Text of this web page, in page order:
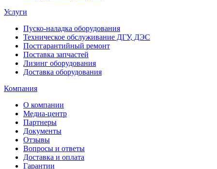
Услуги
Пуско-наладка оборудования
Техническое обслуживание ДГУ, ДЭС
Постгарантийный ремонт
Поставка запчастей
Лизинг оборудования
Доставка оборудования
Компания
О компании
Медиа-центр
Партнеры
Документы
Отзывы
Вопросы и ответы
Доставка и оплата
Гарантии